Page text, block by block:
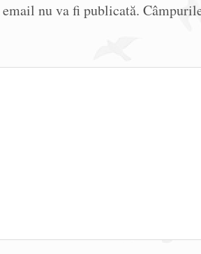
email nu va fi publicată.